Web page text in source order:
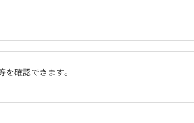
確認できます。